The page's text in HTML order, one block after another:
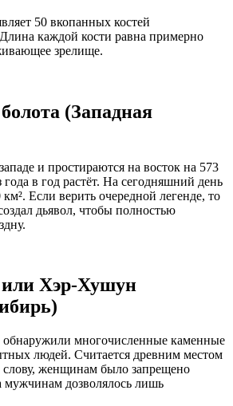
50 вкопанных костей
каждой кости равна примерно
зрелище.
(Западная
и простираются на восток на 573
в год растёт. На сегодняшний день
км². Если верить очередной легенде, то
дьявол, чтобы полностью
Хэр-Хушун
многочисленные каменные
людей. Считается древним местом
женщинам было запрещено
мужчинам дозволялось лишь